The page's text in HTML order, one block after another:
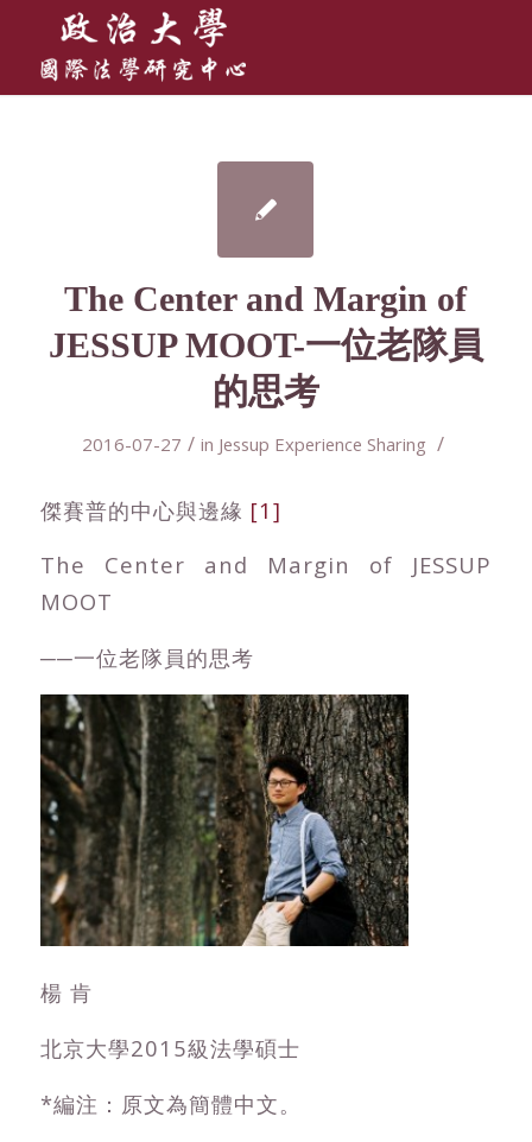
The Center and Margin of
JESSUP MOOT-一位老隊員
的思考
2016-07-27 / in Jessup Experience Sharing /
傑賽普的中心與邊緣 [1]
The Center and Margin of JESSUP
MOOT
──一位老隊員的思考
楊 肯
北京大學2015級法學碩士
*編注：原文為簡體中文。